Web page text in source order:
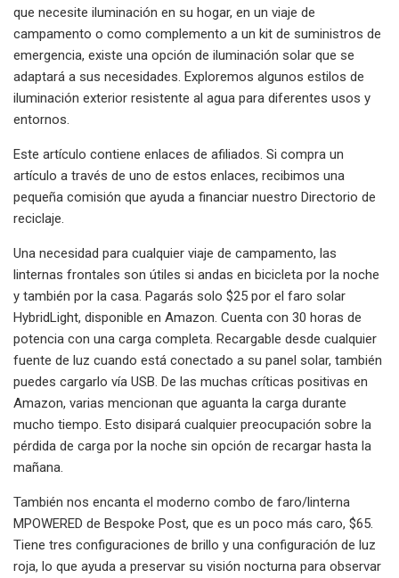
que necesite iluminación en su hogar, en un viaje de
campamento o como complemento a un kit de suministros de
emergencia, existe una opción de iluminación solar que se
adaptará a sus necesidades. Exploremos algunos estilos de
iluminación exterior resistente al agua para diferentes usos y
entornos.
Este artículo contiene enlaces de afiliados. Si compra un
artículo a través de uno de estos enlaces, recibimos una
pequeña comisión que ayuda a financiar nuestro Directorio de
reciclaje.
Una necesidad para cualquier viaje de campamento, las
linternas frontales son útiles si andas en bicicleta por la noche
y también por la casa. Pagarás solo $25 por el faro solar
HybridLight, disponible en Amazon. Cuenta con 30 horas de
potencia con una carga completa. Recargable desde cualquier
fuente de luz cuando está conectado a su panel solar, también
puedes cargarlo vía USB. De las muchas críticas positivas en
Amazon, varias mencionan que aguanta la carga durante
mucho tiempo. Esto disipará cualquier preocupación sobre la
pérdida de carga por la noche sin opción de recargar hasta la
mañana.
También nos encanta el moderno combo de faro/linterna
MPOWERED de Bespoke Post, que es un poco más caro, $65.
Tiene tres configuraciones de brillo y una configuración de luz
roja, lo que ayuda a preservar su visión nocturna para observar